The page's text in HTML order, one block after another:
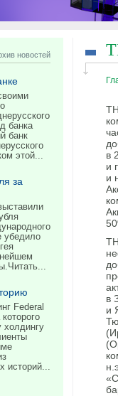
новостей
банка
банк
этой...
за
убедило
Federal
холдингу
историй...
в
и
и
в
и